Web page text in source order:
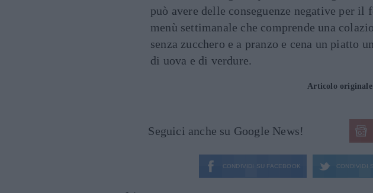
può avere delle conseguenze negative per il
menù settimanale che comprende una
senza zucchero e a pranzo e cena un piatto
di uova e di verdure.
Articolo
Seguici anche su Google News!
CONDIVIDI SU FACEBOOK CONDIVIDI